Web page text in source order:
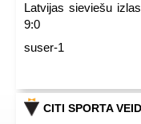
Latvijas sieviešu
9:0
suser-1
CITI SPORTA